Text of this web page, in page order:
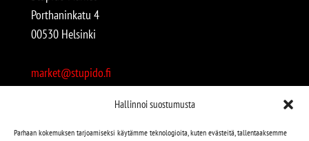
Hallinnoi suostumusta
Parhaan kokemuksen tarjoamiseksi käytämme teknologioita, kuten evästeitä, tallentaaksemme
Porthaninkatu 4
00530 Helsinki
market@stupido.fi
Avoinna: